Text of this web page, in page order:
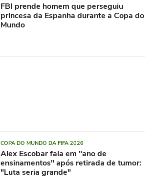
FBI prende homem que perseguiu
princesa da Espanha durante a Copa do
Mundo
COPA DO MUNDO DA FIFA 2026
Alex Escobar fala em "ano de
ensinamentos" após retirada de tumor:
"Luta seria grande"